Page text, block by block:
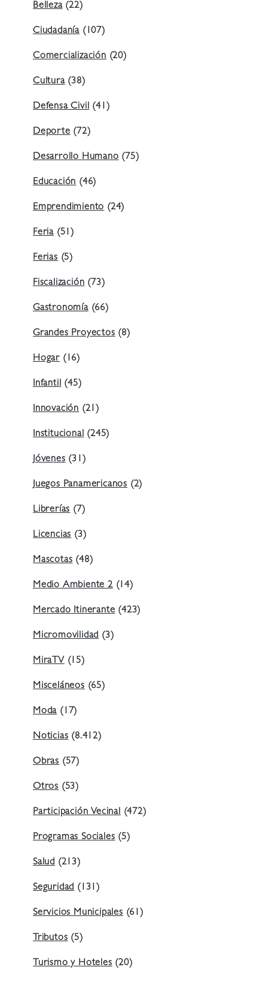
Belleza(22)
Ciudadanía (107)
Comercialización (20)
Cultura(38)
Defensa Civil (41)
Deporte (72)
Desarrollo Humano (75)
Educación (46)
Emprendimiento (24)
Feria (51)
Ferias (5)
Fiscalización (73)
Gastronomía(66)
Grandes Proyectos (8)
Hogar (16)
Infantil (45)
Innovación (21)
Institucional (245)
Jóvenes (31)
Juegos Panamericanos (2)
Librerías (7)
Licencias (3)
Mascotas (48)
Medio Ambiente 2(14)
Mercado Itinerante (423)
Micromovilidad (3)
MiraTV (15)
Misceláneos (65)
Moda (17)
Noticias (8.412)
Obras (57)
Otros (53)
Participación Vecinal (472)
Programas Sociales (5)
Salud (213)
Seguridad (131)
Servicios Municipales (61)
Tributos (5)
Turismo y Hoteles (20)